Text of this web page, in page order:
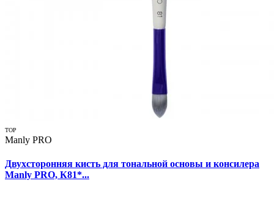
TOP
Manly PRO
Двухсторонняя кисть для тональной основы и консилера
Manly PRO, К81*...